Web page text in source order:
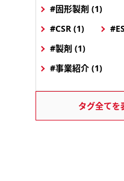
#固形製剤 (1)
#CSR (1)
#製剤 (1)
#事業紹介 (1)
タグ全てを